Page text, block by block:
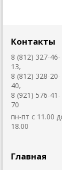
Контакты
8 (812) 327-46-
13,
8 (812) 328-20-
40,
8 (921) 576-41-
70
пн-пт с 11.00
18.00
Главная